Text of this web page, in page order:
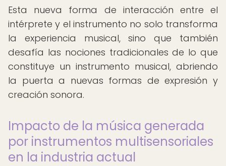
Esta nueva forma de interacción entre el
intérprete y el instrumento no solo transforma
la experiencia musical, sino que también
desafía las nociones tradicionales de lo que
constituye un instrumento musical, abriendo
la puerta a nuevas formas de expresión y
creación sonora.
Impacto de la música generada
por instrumentos multisensoriales
en la industria actual